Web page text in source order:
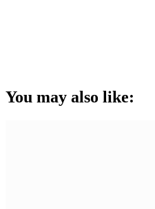
You may also like: